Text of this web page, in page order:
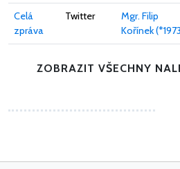
Celá
zpráva
Twitter
Mgr. Filip
Kořínek
ZOBRAZIT VŠECHNY